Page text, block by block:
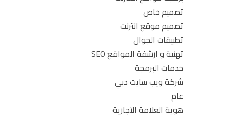
تصميم خاص
تصميم موقع انترنت
تطبيقات الجوال
تهئية و ارشفة المواقع SEO
خدمات البرمجة
شركة ويب سايت دبي
عام
هوية العلامة التجارية